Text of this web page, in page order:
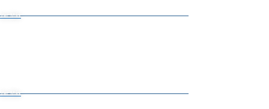
Ver Más
Ver Más